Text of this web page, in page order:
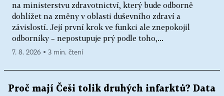
na ministerstvu zdravotnictví, který bude odborně
dohlížet na změny v oblasti duševního zdraví a
závislostí. Její první krok ve funkci ale znepokojil
odborníky – nepostupuje prý podle toho,...
7. 8. 2026 ▪ 3 min. čtení
Proč mají Češi tolik druhých infarktů? Data